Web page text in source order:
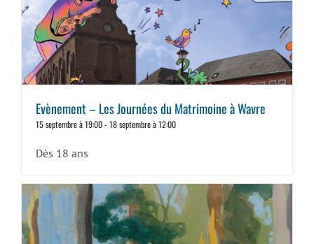
Evènement – Les Journées du Matrimoine à Wavre
15 septembre à 19:00-18 septembre à 12:00
Dès 18 ans